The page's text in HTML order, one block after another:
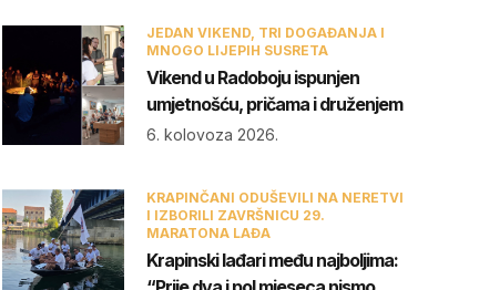
JEDAN VIKEND, TRI DOGAĐANJA I
MNOGO LIJEPIH SUSRETA
Vikend u Radoboju ispunjen
umjetnošću, pričama i druženjem
6. kolovoza 2026.
KRAPINČANI ODUŠEVILI NA NERETVI
I IZBORILI ZAVRŠNICU 29.
MARATONA LAĐA
Krapinski lađari među najboljima: